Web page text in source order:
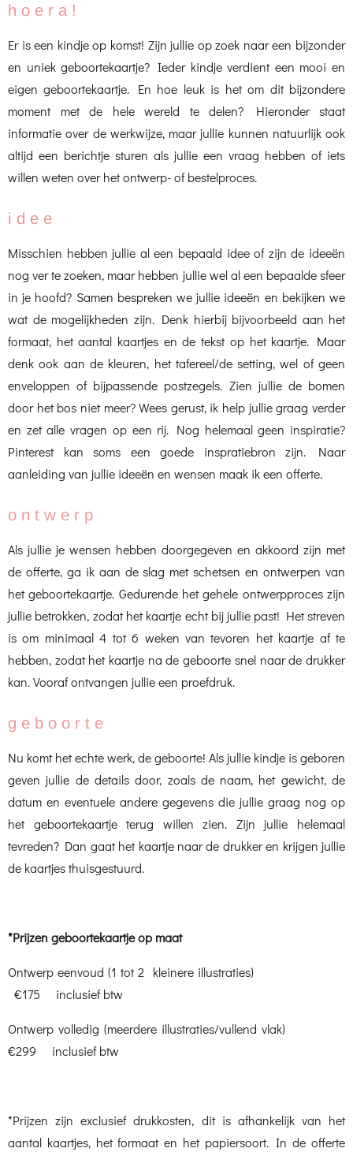
h o e r a !
Er is een kindje op komst! Zijn jullie op zoek naar een bijzonder
en uniek geboortekaartje? Ieder kindje verdient een mooi en
eigen geboortekaartje. En hoe leuk is het om dit bijzondere
moment met de hele wereld te delen? Hieronder staat
informatie over de werkwijze, maar jullie kunnen natuurlijk ook
altijd een berichtje sturen als jullie een vraag hebben of iets
willen weten over het ontwerp- of bestelproces.
i d e e
Misschien hebben jullie al een bepaald idee of zijn de ideeën
nog ver te zoeken, maar hebben jullie wel al een bepaalde sfeer
in je hoofd? Samen bespreken we jullie ideeën en bekijken we
wat de mogelijkheden zijn. Denk hierbij bijvoorbeeld aan het
formaat, het aantal kaartjes en de tekst op het kaartje. Maar
denk ook aan de kleuren, het tafereel/de setting, wel of geen
enveloppen of bijpassende postzegels. Zien jullie de bomen
door het bos niet meer? Wees gerust, ik help jullie graag verder
en zet alle vragen op een rij. Nog helemaal geen inspiratie?
Pinterest kan soms een goede inspratiebron zijn. Naar
aanleiding van jullie ideeën en wensen maak ik een offerte.
o n t w e r p
Als jullie je wensen hebben doorgegeven en akkoord zijn met
de offerte, ga ik aan de slag met schetsen en ontwerpen van
het geboortekaartje. Gedurende het gehele ontwerpproces zijn
jullie betrokken, zodat het kaartje echt bij jullie past! Het streven
is om minimaal 4 tot 6 weken van tevoren het kaartje af te
hebben, zodat het kaartje na de geboorte snel naar de drukker
kan. Vooraf ontvangen jullie een proefdruk.
g e b o o r t e
Nu komt het echte werk, de geboorte! Als jullie kindje is geboren
geven jullie de details door, zoals de naam, het gewicht, de
datum en eventuele andere gegevens die jullie graag nog op
het geboortekaartje terug willen zien. Zijn jullie helemaal
tevreden? Dan gaat het kaartje naar de drukker en krijgen jullie
de kaartjes thuisgestuurd.
*Prijzen geboortekaartje op maat
Ontwerp eenvoud (1 tot 2 kleinere illustraties)
€175 inclusief btw
Ontwerp volledig (meerdere illustraties/vullend vlak)
€299 inclusief btw
*Prijzen zijn exclusief drukkosten, dit is afhankelijk van het
aantal kaartjes, het formaat en het papiersoort. In de offerte